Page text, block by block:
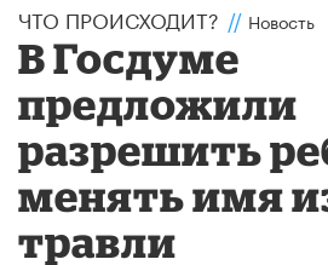
ЧТО ПРОИСХОДИТ? // Новость
В Госдуме
предложили
разрешить
менять имя
травли